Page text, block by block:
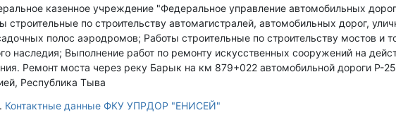
казенное учреждение "Федеральное управление автомобильных
строительные по строительству автомагистралей, автомобильных дорог,
полос аэродромов; Работы строительные по строительству мостов и
наследия; Выполнение работ по ремонту искусственных сооружений на
Ремонт моста через реку Барык на км 879+022 автомобильной дороги Р-
Республика Тыва
Контактные данные ФКУ УПРДОР "ЕНИСЕЙ"